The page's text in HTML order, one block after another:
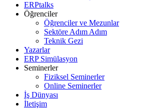
ERPtalks
Öğrenciler
Öğrenciler ve Mezunlar
Sektöre Adım Adım
Teknik Gezi
Yazarlar
ERP Simülasyon
Seminerler
Fiziksel Seminerler
Online Seminerler
İş Dünyası
İletişim